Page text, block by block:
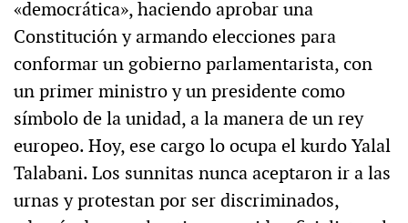
«democrática», haciendo aprobar una
Constitución y armando elecciones para
conformar un gobierno parlamentarista, con
un primer ministro y un presidente como
símbolo de la unidad, a la manera de un rey
europeo. Hoy, ese cargo lo ocupa el kurdo Yalal
Talabani. Los sunnitas nunca aceptaron ir a las
urnas y protestan por ser discriminados,